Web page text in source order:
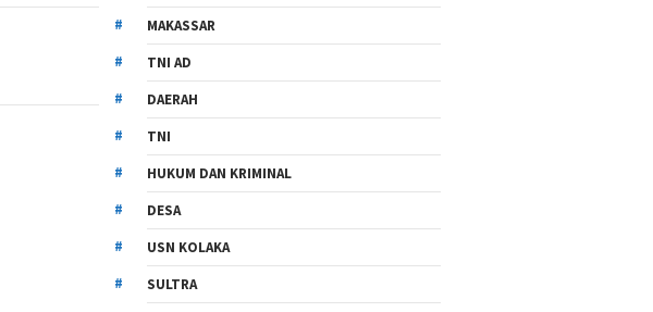
MAKASSAR
TNI AD
DAERAH
TNI
HUKUM DAN KRIMINAL
DESA
USN KOLAKA
SULTRA